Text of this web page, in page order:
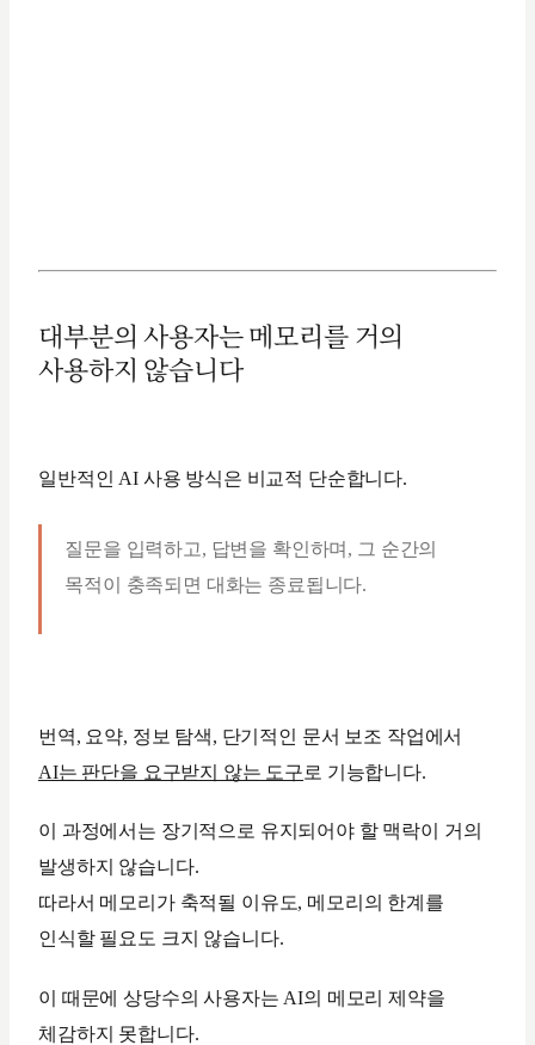
대부분의 사용자는 메모리를 거의
사용하지 않습니다
일반적인 AI 사용 방식은 비교적 단순합니다.
질문을 입력하고, 답변을 확인하며, 그 순간의
목적이 충족되면 대화는 종료됩니다.
번역, 요약, 정보 탐색, 단기적인 문서 보조 작업에서
AI는 판단을 요구받지 않는 도구 로 기능합니다.
이 과정에서는 장기적으로 유지되어야 할 맥락이 거의
발생하지 않습니다.
따라서 메모리가 축적될 이유도, 메모리의 한계를
인식할 필요도 크지 않습니다.
이 때문에 상당수의 사용자는 AI의 메모리 제약을
체감하지 못합니다.